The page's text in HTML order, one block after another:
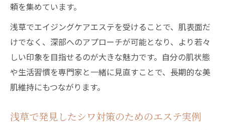
頼を集めています。
浅草でエイジングケアエステを受けることで、肌表面だ
けでなく、深部へのアプローチが可能となり、より若々
しい印象を目指せるのが大きな魅力です。自分の肌状態
や生活習慣を専門家と一緒に見直すことで、長期的な美
肌維持にもつながります。
浅草で発見したシワ対策のためのエステ実例